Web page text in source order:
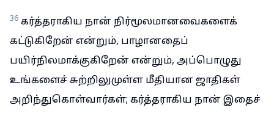
36 கர்த்தராகிய நான் நிர்மூலமானவைகளைக்
கட்டுகிறேன் என்றும், பாழானதைப்
பயிர்நிலமாக்குகிறேன் என்றும், அப்பொழுது
உங்களைச் சுற்றிலுமுள்ள மீதியான ஜாதிகள்
அறிந்துகொள்வார்கள்; கர்த்தராகிய நான் இதைச்